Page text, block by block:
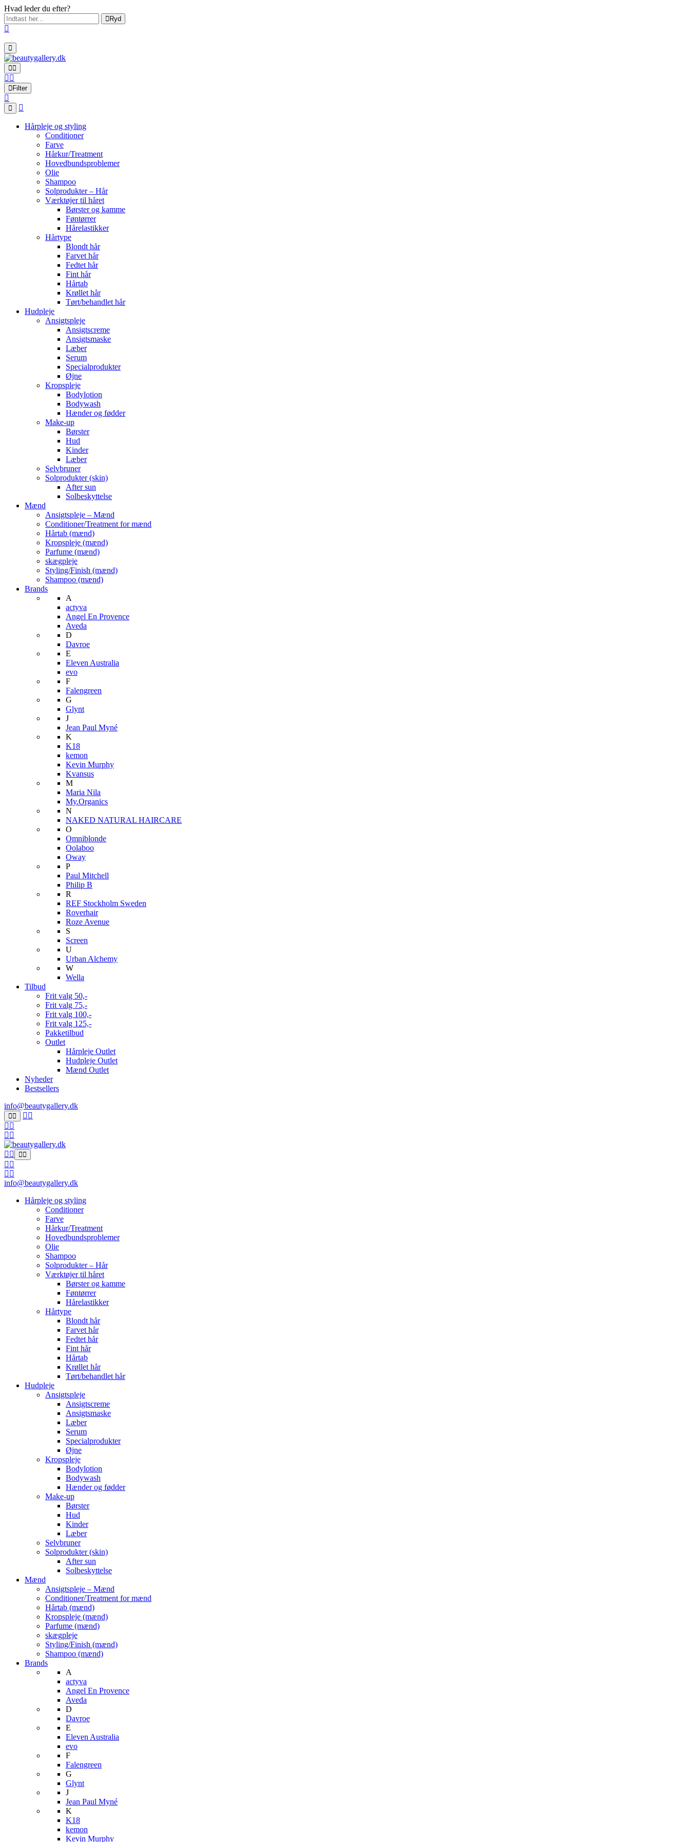
Hvad leder du efter?
Ryd
Filter
Hårpleje og styling
Conditioner
Farve
Hårkur/Treatment
Hovedbundsproblemer
Olie
Shampoo
Solprodukter – Hår
Værktøjer til håret
Børster og kamme
Føntørrer
Hårelastikker
Hårtype
Blondt hår
Farvet hår
Fedtet hår
Fint hår
Hårtab
Krøllet hår
Tørt/behandlet hår
Hudpleje
Ansigtspleje
Ansigtscreme
Ansigtsmaske
Læber
Serum
Specialprodukter
Øjne
Kropspleje
Bodylotion
Bodywash
Hænder og fødder
Make-up
Børster
Hud
Kinder
Læber
Selvbruner
Solprodukter (skin)
After sun
Solbeskyttelse
Mænd
Ansigtspleje – Mænd
Conditioner/Treatment for mænd
Hårtab (mænd)
Kropspleje (mænd)
Parfume (mænd)
skægpleje
Styling/Finish (mænd)
Shampoo (mænd)
Brands
A
actyva
Angel En Provence
Aveda
D
Davroe
E
Eleven Australia
evo
F
Falengreen
G
Glynt
J
Jean Paul Myné
K
K18
kemon
Kevin Murphy
Kvansus
M
Maria Nila
My.Organics
N
NAKED NATURAL HAIRCARE
O
Omniblonde
Oolaboo
Oway
P
Paul Mitchell
Philip B
R
REF Stockholm Sweden
Roverhair
Roze Avenue
S
Screen
U
Urban Alchemy
W
Wella
Tilbud
Frit valg 50,-
Frit valg 75,-
Frit valg 100,-
Frit valg 125,-
Pakketilbud
Outlet
Hårpleje Outlet
Hudpleje Outlet
Mænd Outlet
Nyheder
Bestsellers
info@beautygallery.dk
info@beautygallery.dk
Hårpleje og styling
Conditioner
Farve
Hårkur/Treatment
Hovedbundsproblemer
Olie
Shampoo
Solprodukter – Hår
Værktøjer til håret
Børster og kamme
Føntørrer
Hårelastikker
Hårtype
Blondt hår
Farvet hår
Fedtet hår
Fint hår
Hårtab
Krøllet hår
Tørt/behandlet hår
Hudpleje
Ansigtspleje
Ansigtscreme
Ansigtsmaske
Læber
Serum
Specialprodukter
Øjne
Kropspleje
Bodylotion
Bodywash
Hænder og fødder
Make-up
Børster
Hud
Kinder
Læber
Selvbruner
Solprodukter (skin)
After sun
Solbeskyttelse
Mænd
Ansigtspleje – Mænd
Conditioner/Treatment for mænd
Hårtab (mænd)
Kropspleje (mænd)
Parfume (mænd)
skægpleje
Styling/Finish (mænd)
Shampoo (mænd)
Brands
A
actyva
Angel En Provence
Aveda
D
Davroe
E
Eleven Australia
evo
F
Falengreen
G
Glynt
J
Jean Paul Myné
K
K18
kemon
Kevin Murphy